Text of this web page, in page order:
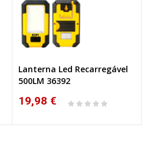
Lanterna Led Recarregável
500LM 36392
19,98 €